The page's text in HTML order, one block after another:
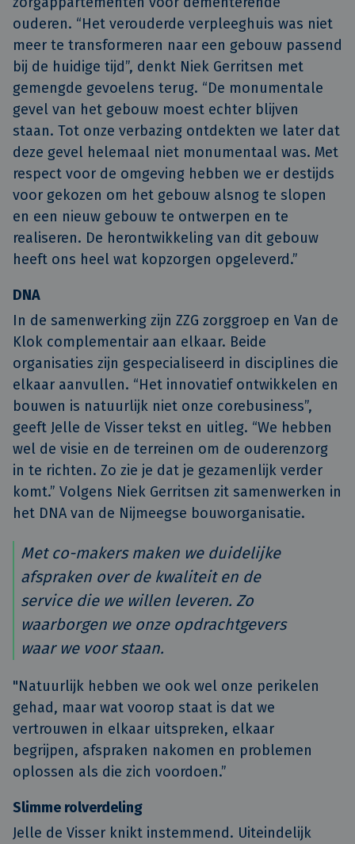
ouderen. “Het verouderde verpleeghuis was niet
meer te transformeren naar een gebouw passend
bij de huidige tijd”, denkt Niek Gerritsen met
gemengde gevoelens terug. “De monumentale
gevel van het gebouw moest echter blijven
staan. Tot onze verbazing ontdekten we later dat
deze gevel helemaal niet monumentaal was. Met
respect voor de omgeving hebben we er destijds
voor gekozen om het gebouw alsnog te slopen
en een nieuw gebouw te ontwerpen en te
realiseren. De herontwikkeling van dit gebouw
heeft ons heel wat kopzorgen opgeleverd.”
DNA
In de samenwerking zijn ZZG zorggroep en Van de
Klok complementair aan elkaar. Beide
organisaties zijn gespecialiseerd in disciplines die
elkaar aanvullen. “Het innovatief ontwikkelen en
bouwen is natuurlijk niet onze corebusiness”,
geeft Jelle de Visser tekst en uitleg. “We hebben
wel de visie en de terreinen om de ouderenzorg
in te richten. Zo zie je dat je gezamenlijk verder
komt.” Volgens Niek Gerritsen zit samenwerken in
het DNA van de Nijmeegse bouworganisatie.
Met co-makers maken we duidelijke
afspraken over de kwaliteit en de
service die we willen leveren. Zo
waarborgen we onze opdrachtgevers
waar we voor staan.
"Natuurlijk hebben we ook wel onze perikelen
gehad, maar wat voorop staat is dat we
vertrouwen in elkaar uitspreken, elkaar
begrijpen, afspraken nakomen en problemen
oplossen als die zich voordoen.”
Slimme rolverdeling
Jelle de Visser knikt instemmend. Uiteindelijk